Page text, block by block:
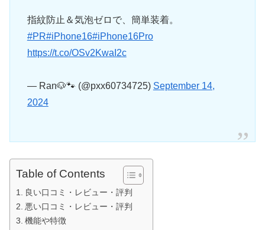
指紋防止＆気泡ゼロで、簡単装着。
#PR#iPhone16#iPhone16Pro
https://t.co/OSv2KwaI2c
— Ran🐶🐾 (@pxx60734725) September 14,
2024
Table of Contents
良い口コミ・レビュー・評判
悪い口コミ・レビュー・評判
機能や特徴